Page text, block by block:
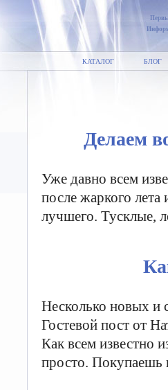
КАТАЛОГ БЛОГ
Делаем
Уже давно всем
после жаркого лета
лучшего. Тусклые,
Несколько новых и
Гостевой пост от
Как всем известно
просто. Покупаешь